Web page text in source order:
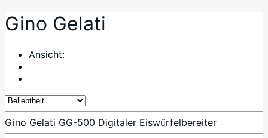
Gino Gelati
Ansicht:
Gino Gelati GG-500 Digitaler Eiswürfelbereiter